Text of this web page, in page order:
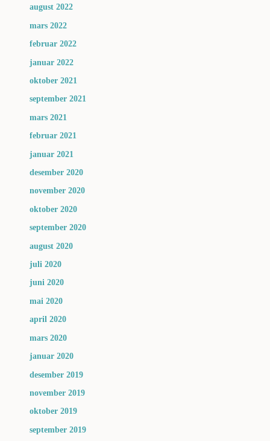
august 2022
mars 2022
februar 2022
januar 2022
oktober 2021
september 2021
mars 2021
februar 2021
januar 2021
desember 2020
november 2020
oktober 2020
september 2020
august 2020
juli 2020
juni 2020
mai 2020
april 2020
mars 2020
januar 2020
desember 2019
november 2019
oktober 2019
september 2019